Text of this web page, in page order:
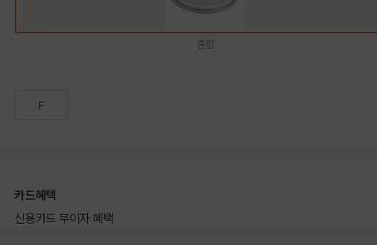
혼합
F
카드혜택
신용카드 무이자 혜택